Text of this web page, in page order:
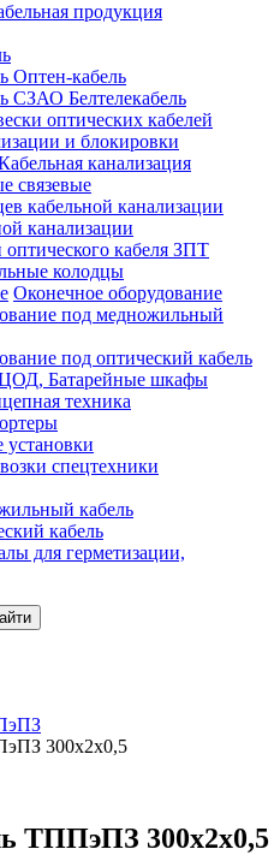
продукция
Оптен-кабель
СЗАО Белтелекабель
оптических кабелей
и блокировки
канализация
связевые
кабельной канализации
канализации
кабеля ЗПТ
колодцы
Оконечное оборудование
под медножильный
под оптический кабель
Батарейные шкафы
техника
установки
спецтехники
кабель
кабель
для герметизации,
300х2х0,5
ТППэПЗ 300х2х0,5